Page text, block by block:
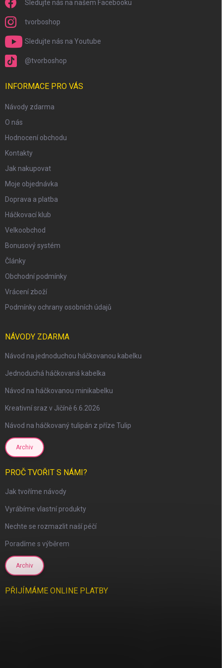
Sledujte nás na našem Facebooku
tvorboshop
Sledujte nás na Youtube
@tvorboshop
INFORMACE PRO VÁS
Návody zdarma
O nás
Hodnocení obchodu
Kontakty
Jak nakupovat
Moje objednávka
Doprava a platba
Háčkovací klub
Velkoobchod
Bonusový systém
Články
Obchodní podmínky
Vrácení zboží
Podmínky ochrany osobních údajů
NÁVODY ZDARMA
Návod na jednoduchou háčkovanou kabelku
Jednoduchá háčkovaná kabelka
Návod na háčkovanou minikabelku
Kreativní sraz v Jičíně 6.6.2026
Návod na háčkovaný tulipán z příze Tulip
Archiv
PROČ TVOŘIT S NÁMI?
Jak tvoříme návody
Vyrábíme vlastní produkty
Nechte se rozmazlit naší péčí
Poradíme s výběrem
Archiv
PŘIJÍMÁME ONLINE PLATBY